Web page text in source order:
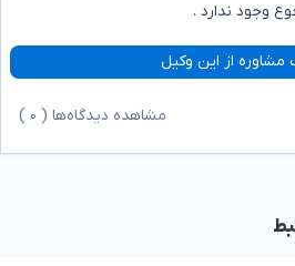
وجود ندارد .
مشاوره از این وکیل
مشاهده دیدگاه‌ها ( ۰